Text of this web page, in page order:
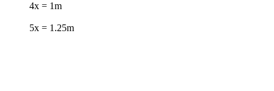
4x = 1m
5x = 1.25m